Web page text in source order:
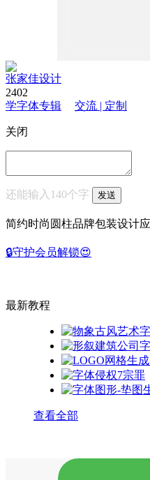
张家佳设计
2402
学字体专辑
交流 | 定制
关闭
还能输入 140个字
简约时尚圆柱品牌包装设计
🔒守护会员解锁😍
最新教程
查看全部